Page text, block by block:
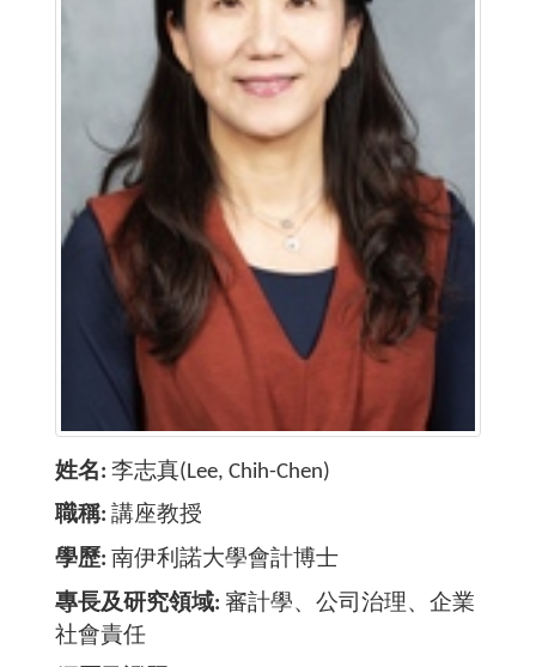
姓名 李志真(Lee, Chih-Chen)
職稱 講座教授
學歷 南伊利諾大學會計博士
專長及研究領域 審計學、公司治理、企業
社會責任